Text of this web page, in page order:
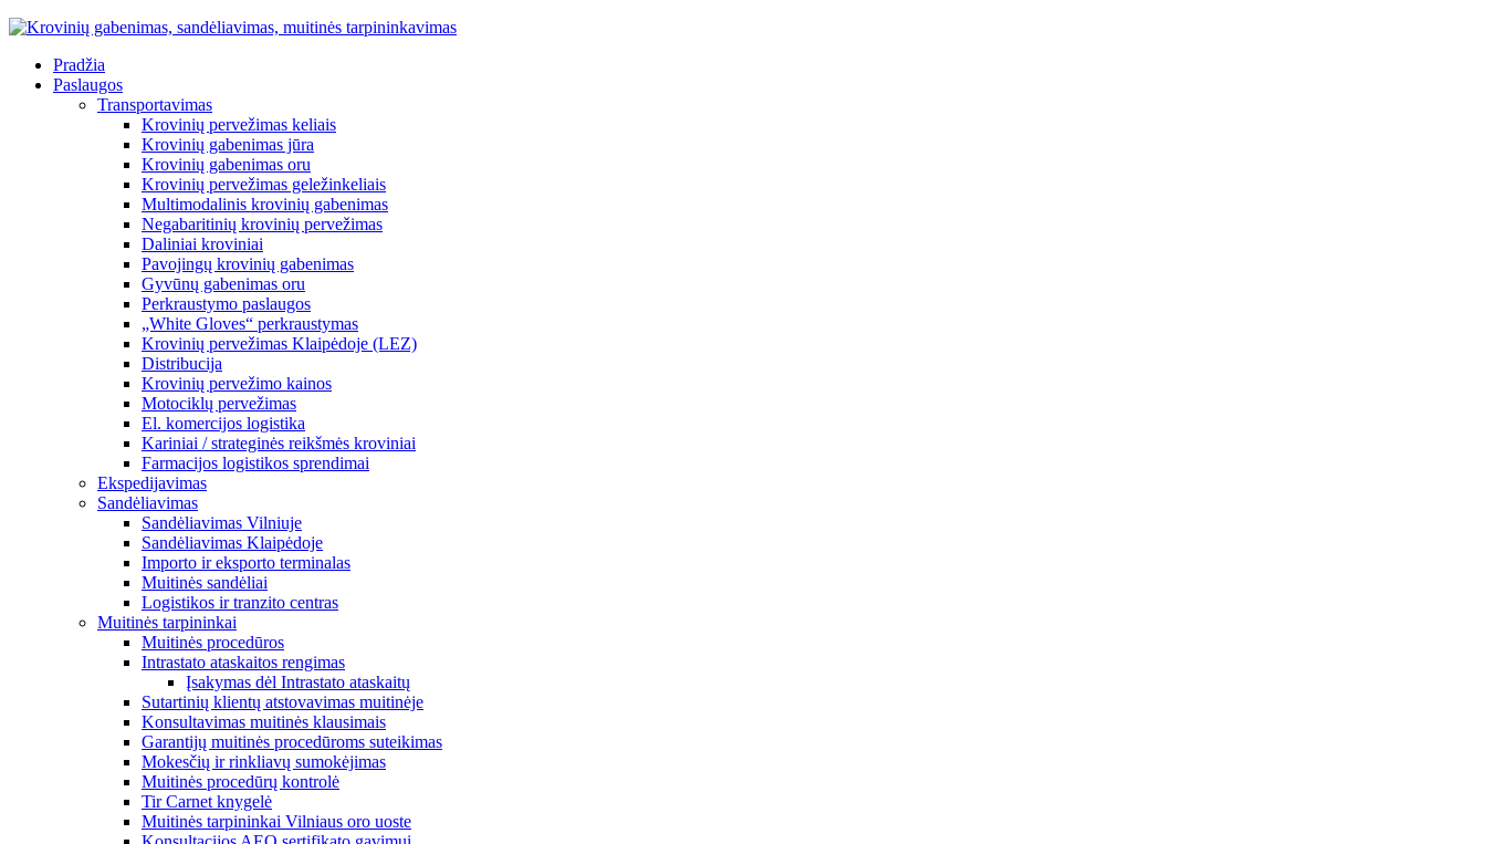
Pradžia
Paslaugos
Transportavimas
Krovinių pervežimas keliais
Krovinių gabenimas jūra
Krovinių gabenimas oru
Krovinių pervežimas geležinkeliais
Multimodalinis krovinių gabenimas
Negabaritinių krovinių pervežimas
Daliniai kroviniai
Pavojingų krovinių gabenimas
Gyvūnų gabenimas oru
Perkraustymo paslaugos
„White Gloves“ perkraustymas
Krovinių pervežimas Klaipėdoje (LEZ)
Distribucija
Krovinių pervežimo kainos
Motociklų pervežimas
El. komercijos logistika
Kariniai / strateginės reikšmės kroviniai
Farmacijos logistikos sprendimai
Ekspedijavimas
Sandėliavimas
Sandėliavimas Vilniuje
Sandėliavimas Klaipėdoje
Importo ir eksporto terminalas
Muitinės sandėliai
Logistikos ir tranzito centras
Muitinės tarpininkai
Muitinės procedūros
Intrastato ataskaitos rengimas
Įsakymas dėl Intrastato ataskaitų
Sutartinių klientų atstovavimas muitinėje
Konsultavimas muitinės klausimais
Garantijų muitinės procedūroms suteikimas
Mokesčių ir rinkliavų sumokėjimas
Muitinės procedūrų kontrolė
Tir Carnet knygelė
Muitinės tarpininkai Vilniaus oro uoste